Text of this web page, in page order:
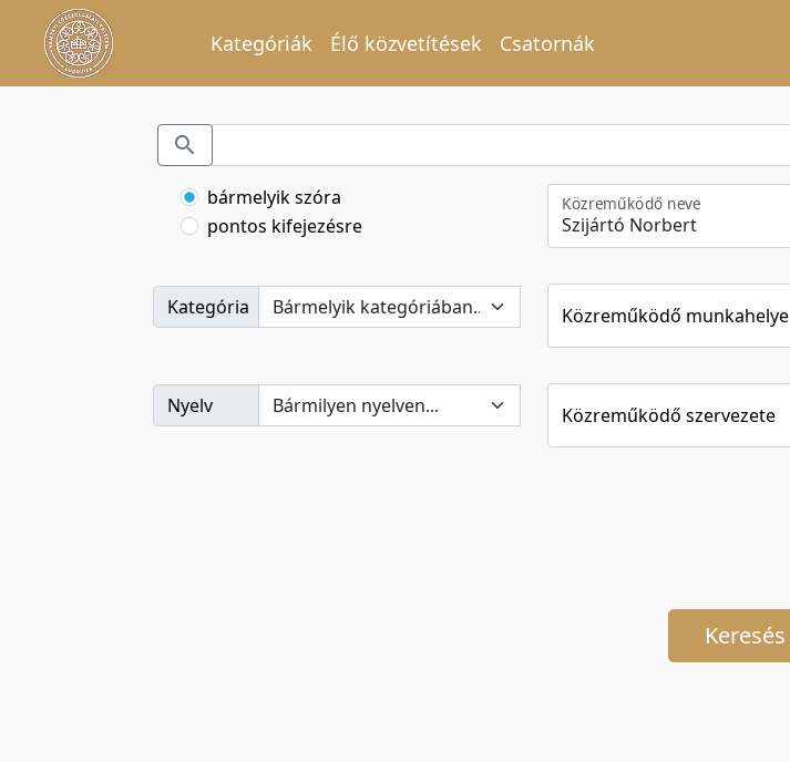
Kategóriák Élő közvetítések Csatornák
bármelyik szóra
pontos kifejezésre
Kategória
Nyelv
Közreműködő neve
Közreműködő munkahelye
Közreműködő szervezete
Keresés